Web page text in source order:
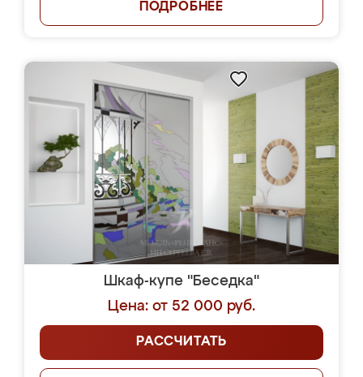
ПОДРОБНЕЕ
Шкаф-купе "Беседка"
Цена: от 52 000 руб.
РАССЧИТАТЬ